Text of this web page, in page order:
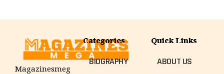
Magazinesmeg
Categories
BIOGRAPHY
Quick Links
ABOUT US